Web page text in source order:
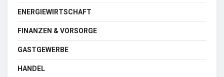
ENERGIEWIRTSCHAFT
FINANZEN & VORSORGE
GASTGEWERBE
HANDEL